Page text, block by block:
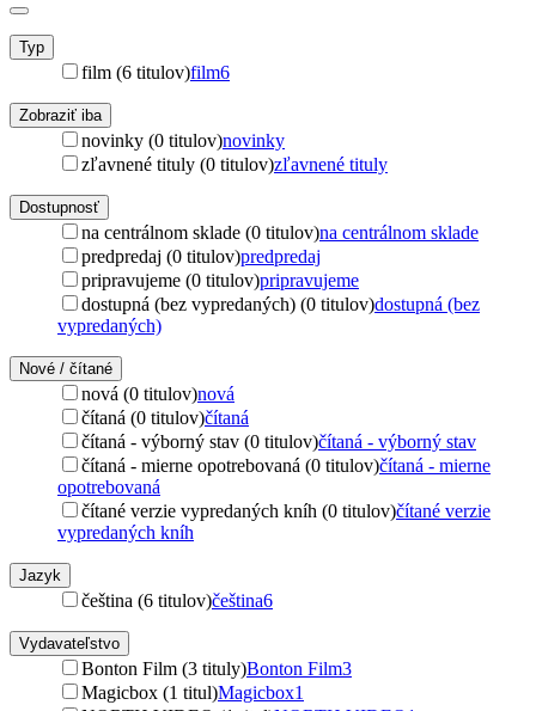
Typ
film (6 titulov)film6
Zobraziť iba
novinky (0 titulov)novinky
zľavnené tituly (0 titulov)zľavnené tituly
Dostupnosť
na centrálnom sklade (0 titulov)na centrálnom sklade
predpredaj (0 titulov)predpredaj
pripravujeme (0 titulov)pripravujeme
dostupná (bez vypredaných) (0 titulov)dostupná (bez
vypredaných)
Nové / čítané
nová (0 titulov)nová
čítaná (0 titulov)čítaná
čítaná - výborný stav (0 titulov)čítaná - výborný stav
čítaná - mierne opotrebovaná (0 titulov)čítaná - mierne
opotrebovaná
čítané verzie vypredaných kníh (0 titulov)čítané verzie
vypredaných kníh
Jazyk
čeština (6 titulov)čeština6
Vydavateľstvo
Bonton Film (3 tituly)Bonton Film3
Magicbox (1 titul)Magicbox1